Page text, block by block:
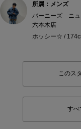
所属：メンズ
バーニーズ ニュ
六本木店
ホッシー☆ /
このス
すべ